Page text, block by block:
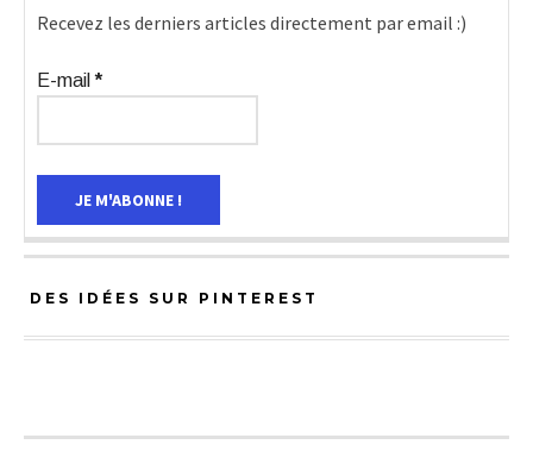
Recevez les derniers articles directement par email :)
E-mail*
DES IDÉES SUR PINTEREST